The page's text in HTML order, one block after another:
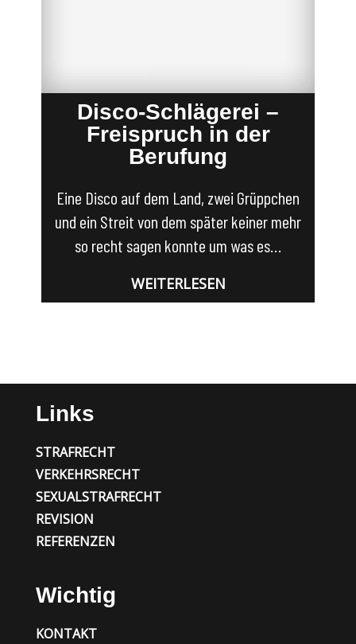
Disco-Schlägerei –
Freispruch in der
Berufung
Eine Disco auf dem Land, zwei Grüppchen
und ein Streit von dem später keiner mehr
so recht sagen konnte um was es…
WEITERLESEN
Links
STRAFRECHT
VERKEHRSRECHT
SEXUALSTRAFRECHT
REVISION
REFERENZEN
Wichtig
KONTAKT